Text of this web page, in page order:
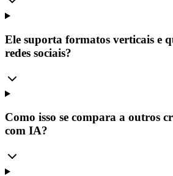
Ele suporta formatos verticais e
redes sociais?
Como isso se compara a outros
com IA?